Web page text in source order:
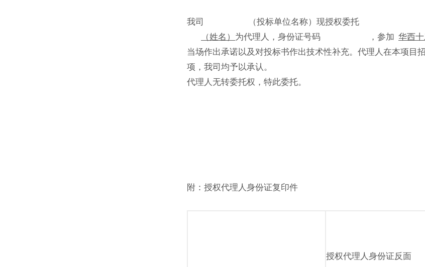
我司 （投标单位名称）现授权委托
（姓名 ） 为代理人，身份证号码 ，参加 华西
当场作出承诺以及对投标书作出技术性补充。代理人在本项目
项，我司均予以承认。
代理人无转委托权，特此委托。
附：授权代理人身份证复印件
授权代理人身份证反面